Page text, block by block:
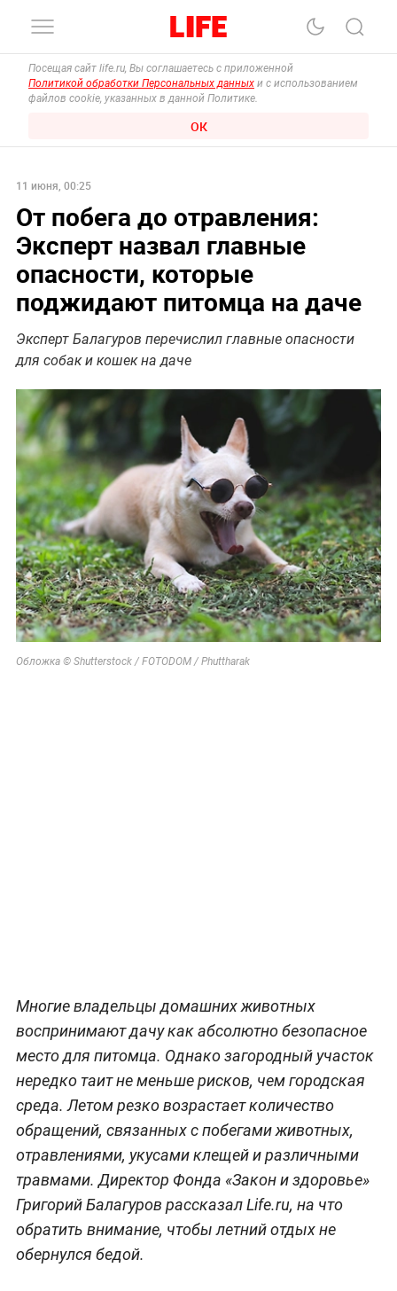
Посещая сайт life.ru, Вы соглашаетесь с приложенной
Политикой обработки Персональных данных и с использованием
файлов cookie, указанных в данной Политике.
ОК
11 июня, 00:25
От побега до отравления:
Эксперт назвал главные
опасности, которые
поджидают питомца на даче
Эксперт Балагуров перечислил главные опасности
для собак и кошек на даче
Обложка © Shutterstock / FOTODOM / Phuttharak
Многие владельцы домашних животных
воспринимают дачу как абсолютно безопасное
место для питомца. Однако загородный участок
нередко таит не меньше рисков, чем городская
среда. Летом резко возрастает количество
обращений, связанных с побегами животных,
отравлениями, укусами клещей и различными
травмами. Директор Фонда «Закон и здоровье»
Григорий Балагуров рассказал Life.ru, на что
обратить внимание, чтобы летний отдых не
обернулся бедой.